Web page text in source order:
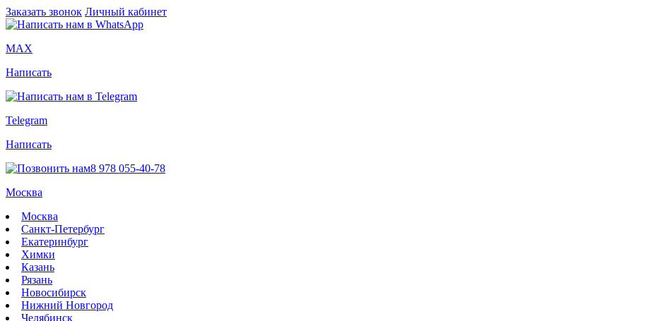
Заказать звонок Личный кабинет
MAX
Написать
Telegram
Написать
8 978 055-40-78
Москва
Москва
Санкт-Петербург
Екатеринбург
Химки
Казань
Рязань
Новосибирск
Нижний Новгород
Челябинск